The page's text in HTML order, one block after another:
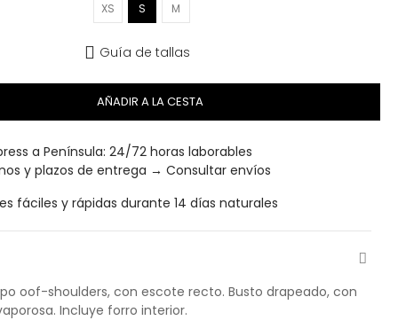
XS S M
Guía de tallas
AÑADIR A LA CESTA
a Península: 24/72 horas laborables
y plazos de entrega → Consultar envíos
fáciles y rápidas durante 14 días naturales
oof-shoulders, con escote recto. Busto drapeado, con
Incluye forro interior.